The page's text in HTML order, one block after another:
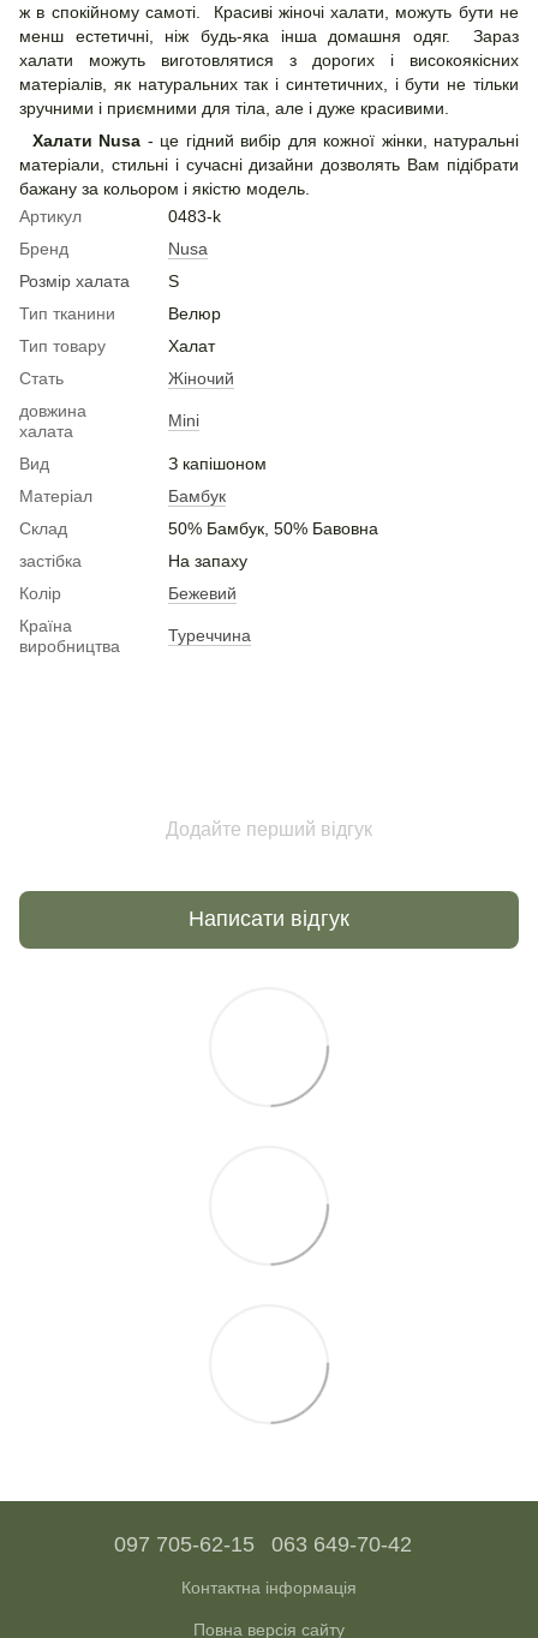
ж в спокійному самоті. Красиві жіночі халати, можуть бути не
менш естетичні, ніж будь-яка інша домашня одяг. Зараз
халати можуть виготовлятися з дорогих і високоякісних
матеріалів, як натуральних так і синтетичних, і бути не тільки
зручними і приємними для тіла, але і дуже красивими.
Халати Nusa - це гідний вибір для кожної жінки, натуральні
матеріали, стильні і сучасні дизайни дозволять Вам підібрати
бажану за кольором і якістю модель.
Артикул
0483-k
Бренд
Nusa
Розмір халата
S
Тип тканини
Велюр
Тип товару
Халат
Стать
Жіночий
довжина
халата
Mini
Вид
З капішоном
Матеріал
Бамбук
Склад
50% Бамбук, 50% Бавовна
застібка
На запаху
Колір
Бежевий
Країна
виробництва
Туреччина
Додайте перший відгук
Написати відгук
097 705-62-15 063 649-70-42
Контактна інформація
Повна версія сайту